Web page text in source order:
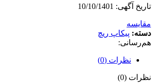
تاریخ آگهی: 10/10/1401
مقایسه
دسته: پیکاپ ریچ
هم‌رسانی:
نظرات (0)
نظرات (0)